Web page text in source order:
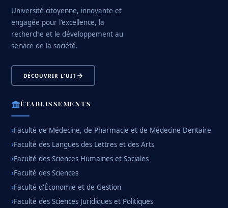
Université citoyenne, innovante et
engagée pour l'excellence, la
recherche et le développement au
service de la société.
DÉCOUVRIR L'UIT
ÉTABLISSEMENTS
Faculté de Médecine, de Pharmacie et de Médecine Dentaire
Faculté des Langues des Lettres et des Arts
Faculté des Sciences Humaines et Sociales
Faculté des Sciences
Faculté d'Économie et de Gestion
Faculté des Sciences Juridiques et Politiques